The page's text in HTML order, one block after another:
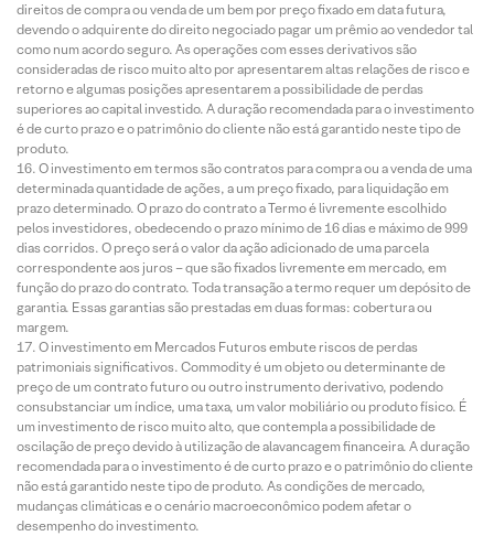
direitos de compra ou venda de um bem por preço fixado em data futura,
devendo o adquirente do direito negociado pagar um prêmio ao vendedor tal
como num acordo seguro. As operações com esses derivativos são
consideradas de risco muito alto por apresentarem altas relações de risco e
retorno e algumas posições apresentarem a possibilidade de perdas
superiores ao capital investido. A duração recomendada para o investimento
é de curto prazo e o patrimônio do cliente não está garantido neste tipo de
produto.
O investimento em termos são contratos para compra ou a venda de uma
determinada quantidade de ações, a um preço fixado, para liquidação em
prazo determinado. O prazo do contrato a Termo é livremente escolhido
pelos investidores, obedecendo o prazo mínimo de 16 dias e máximo de 999
dias corridos. O preço será o valor da ação adicionado de uma parcela
correspondente aos juros – que são fixados livremente em mercado, em
função do prazo do contrato. Toda transação a termo requer um depósito de
garantia. Essas garantias são prestadas em duas formas: cobertura ou
margem.
O investimento em Mercados Futuros embute riscos de perdas
patrimoniais significativos. Commodity é um objeto ou determinante de
preço de um contrato futuro ou outro instrumento derivativo, podendo
consubstanciar um índice, uma taxa, um valor mobiliário ou produto físico. É
um investimento de risco muito alto, que contempla a possibilidade de
oscilação de preço devido à utilização de alavancagem financeira. A duração
recomendada para o investimento é de curto prazo e o patrimônio do cliente
não está garantido neste tipo de produto. As condições de mercado,
mudanças climáticas e o cenário macroeconômico podem afetar o
desempenho do investimento.